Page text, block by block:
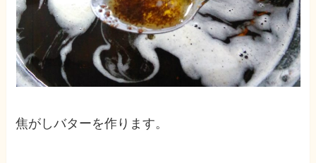
焦がしバターを作ります。